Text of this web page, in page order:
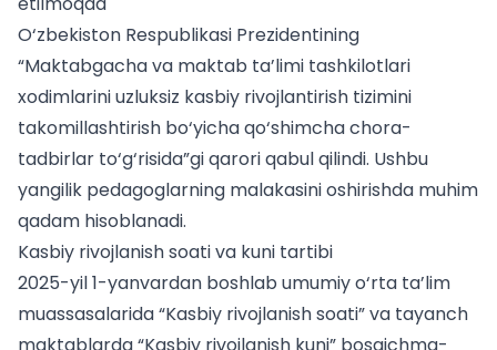
O‘zbekiston Respublikasi Prezidentining
“Maktabgacha va maktab ta’limi tashkilotlari
xodimlarini uzluksiz kasbiy rivojlantirish tizimini
takomillashtirish bo‘yicha qo‘shimcha chora-
tadbirlar to‘g‘risida”gi qarori qabul qilindi. Ushbu
yangilik pedagoglarning malakasini oshirishda muhim
qadam hisoblanadi.
Kasbiy rivojlanish soati va kuni tartibi
2025-yil 1-yanvardan boshlab umumiy o‘rta ta’lim
muassasalarida “Kasbiy rivojlanish soati” va tayanch